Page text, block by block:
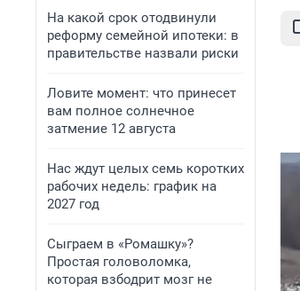
На какой срок отодвинули
реформу семейной ипотеки: в
правительстве назвали риски
Ловите момент: что принесет
вам полное солнечное
затмение 12 августа
Нас ждут целых семь коротких
рабочих недель: график на
2027 год
Сыграем в «Ромашку»?
Простая головоломка,
которая взбодрит мозг не